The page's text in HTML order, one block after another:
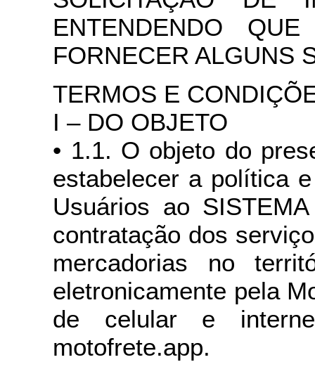
ENTENDENDO
FORNECER ALGUNS
TERMOS E
I – DO OBJETO
• 1.1. O objeto do
estabelecer a política
Usuários ao
contratação dos
mercadorias no
eletronicamente pela
de celular e
motofrete.app.